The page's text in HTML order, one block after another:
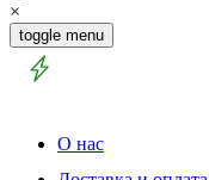
×
toggle menu
О нас